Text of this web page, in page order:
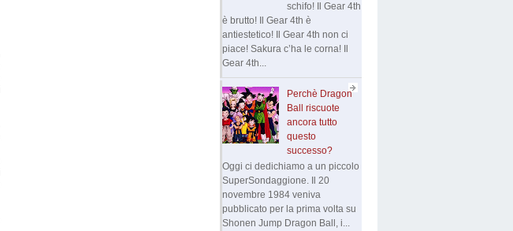
schifo! Il Gear 4th
è brutto! Il Gear 4th è
antiestetico! Il Gear 4th non ci
piace! Sakura c’ha le corna! Il
Gear 4th...
Perchè Dragon
Ball riscuote
ancora tutto
questo
successo?
Oggi ci dedichiamo a un piccolo
SuperSondaggione. Il 20
novembre 1984 veniva
pubblicato per la prima volta su
Shonen Jump Dragon Ball, i...